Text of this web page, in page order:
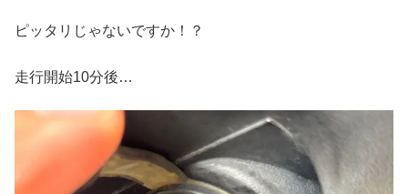
ピッタリじゃないですか！？
走行開始10分後…